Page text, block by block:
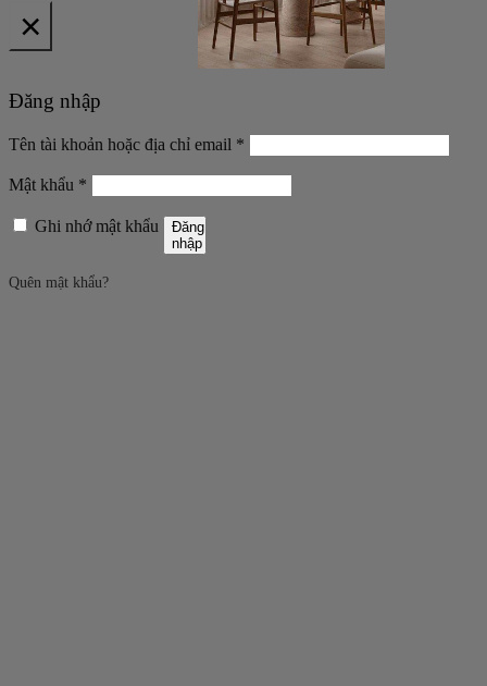
×
Đăng nhập
Tên tài khoản hoặc địa chỉ email *
buộc
Mật khẩu *
buộc
Ghi nhớ mật khẩu
Đăng
nhập
Quên mật khẩu?